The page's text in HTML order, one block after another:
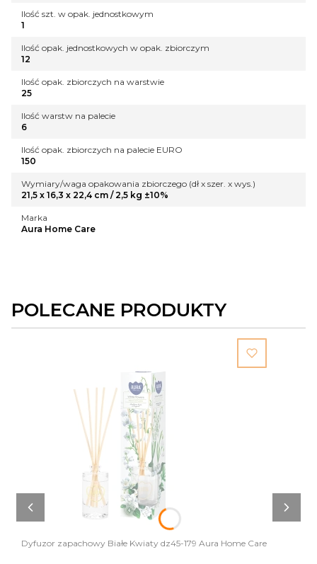
Ilość szt. w opak. jednostkowym
1
Ilość opak. jednostkowych w opak. zbiorczym
12
Ilość opak. zbiorczych na warstwie
25
Ilość warstw na palecie
6
Ilość opak. zbiorczych na palecie EURO
150
Wymiary/waga opakowania zbiorczego (dł x szer. x wys.)
21,5 x 16,3 x 22,4 cm / 2,5 kg ±10%
Marka
Aura Home Care
POLECANE PRODUKTY
Dyfuzor zapachowy Białe Kwiaty dz45-179 Aura Home Care